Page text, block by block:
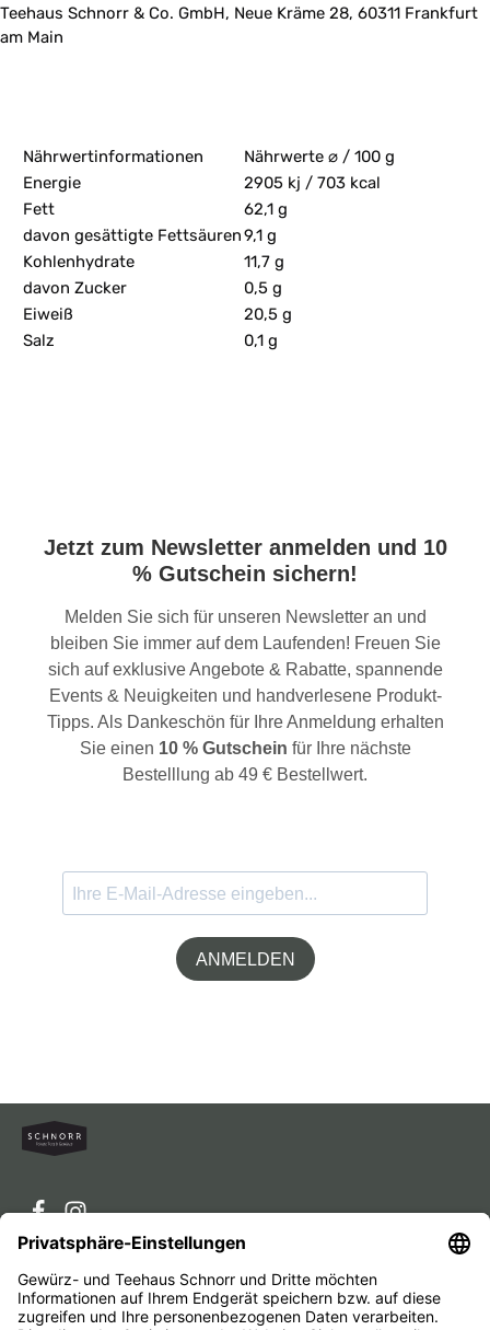
Teehaus Schnorr & Co. GmbH, Neue Kräme 28, 60311 Frankfurt
am Main
Nährwertinformationen
Nährwerte ⌀ / 100 g
Energie
2905 kj / 703 kcal
Fett
62,1 g
davon gesättigte Fettsäuren9,1 g
Kohlenhydrate
11,7 g
davon Zucker
0,5 g
Eiweiß
20,5 g
Salz
0,1 g
Jetzt zum Newsletter anmelden und 10
% Gutschein sichern!
Melden Sie sich für unseren Newsletter an und
bleiben Sie immer auf dem Laufenden! Freuen Sie
sich auf exklusive Angebote & Rabatte, spannende
Events & Neuigkeiten und handverlesene Produkt-
Tipps. Als Dankeschön für Ihre Anmeldung erhalten
Sie einen 10 % Gutschein für Ihre nächste
Bestelllung ab 49 € Bestellwert.
ANMELDEN
Service-Hotline